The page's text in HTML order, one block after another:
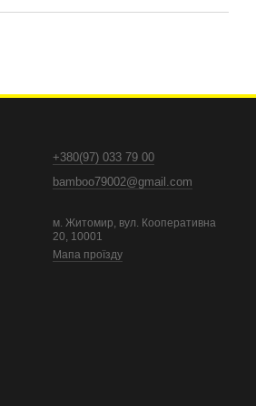
+380(97) 033 79 00
bamboo79002@gmail.com
м. Житомир, вул. Кооперативна
20, 10001
Мапа проїзду